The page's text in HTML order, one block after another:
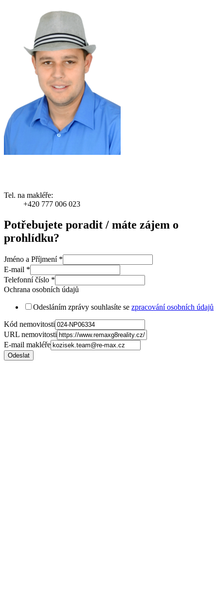
Tel. na makléře:
+420 777 006 023
Potřebujete poradit / máte zájem o
prohlídku?
Jméno a Příjmení *
E-mail *
Telefonní číslo *
Ochrana osobních údajů
Odesláním zprávy souhlasíte se zpracování osobních údajů
Kód nemovitosti
URL nemovitosti
E-mail makléře
Odeslat